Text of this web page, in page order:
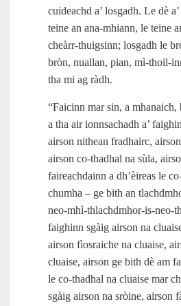
cuideachd a’ losgadh. Le dè
teine an ana‑mhiann, le teine
cheàrr‑thuigsinn; losgadh le
bròn, nuallan, pian, mì‑thoil-
tha mi ag ràdh.
“Faicinn mar sin, a mhanaich,
a tha air ionnsachadh a’
airson nithean fradhairc,
airson co-thadhal na sùla,
faireachdainn a dh’èireas le
chumha – ge bith an
faighinn sgàig airson na
airson fìosraiche na cluaise,
cluaise, airson ge bith dè am
le co-thadhal na cluaise mar
sgàig airson na sròine, airson